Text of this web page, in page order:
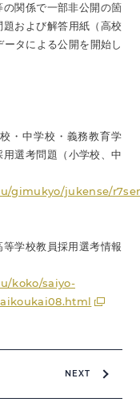
関係で一部非公開の箇
および解答用紙（高校
タによる公開を開始し
・中学校・義務教育学
選考問題（小学校、中
gimukyo/jukense/
学校教員採用選考情報
koko/saiyo-
NEXT